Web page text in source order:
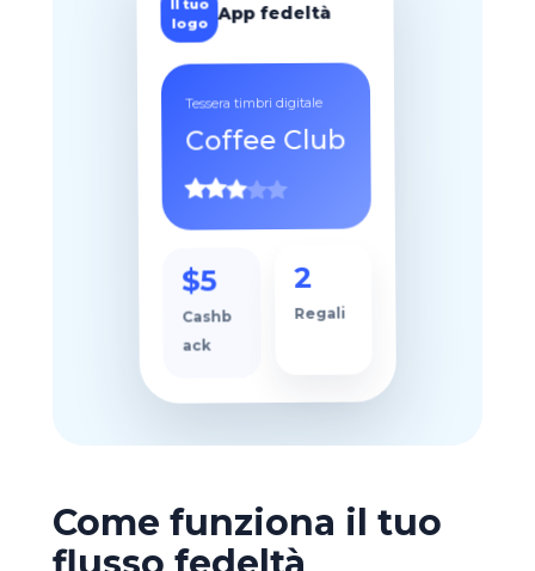
Il tuo
logo App fedeltà
Tessera timbri digitale
Coffee Club
$5
Cashb
ack
2
Regali
Come funziona il tuo